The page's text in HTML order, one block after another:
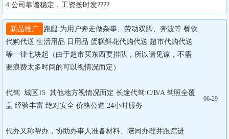
4.公司靠谱稳定，工资按时发????
新品推广
跑腿:为用户奔走做杂事、劳动双脚、奔波等 餐饮
代购代送 生活用品 日用品 蛋糕鲜花代购代送 超市代购代送
等一律七块起（由于超市买东西要排队，所以请见谅，不需
要浪费太多时间的可以视情况而定）
代驾  城区15  其他地方视情况而定 长途代驾:C/B/A 驾照全覆
盖 经验丰富 绝对安全 价格公道 24小时服务
代办又称帮办，协助办事人准备材料、陪同办理并跟踪进
06-29